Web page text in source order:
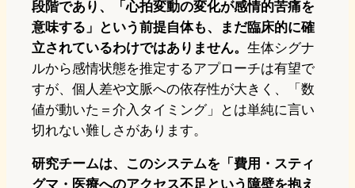
段階であり、「心拍変動の変化が感情的苦痛を
意味する」という前提自体も、まだ臨床的に確
立されているわけではありません。 生体シグナ
ルから感情状態を推定するアプローチは有望で
すが、個人差や文脈への依存性が大きく、「数
値が動いた＝介入タイミング」とは単純に言い
切れない難しさがあります。
研究チームは、このシステムを「費用・スティ
グマ・医療へのアクセス不足という障壁を抱え